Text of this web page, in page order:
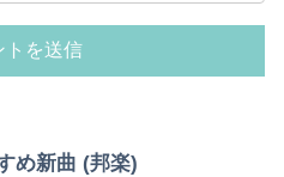
め新曲 (邦楽)